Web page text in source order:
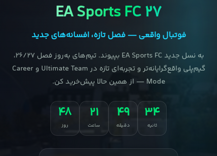
EA Sports FC 27
فوتبال واقعی — فصل تازه، افسانه‌های جدید
به نسل جدید EA Sports FC بپیوند. تیم‌های به‌روز فصل ۲۶/۲۷،
گیم‌پلی واقع‌گرایانه‌تر و تجربه‌ای تازه در Ultimate Team و Career
Mode — از همین حالا پیش‌خرید کن.
48
روز
21
ساعت
49
دقیقه
32
ثانیه